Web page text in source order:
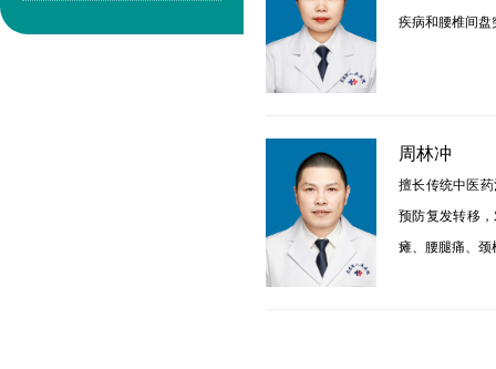
疾病和腰椎间盘
周林冲
擅长传统中医
预防复发转移
瘫、腰腿痛、颈